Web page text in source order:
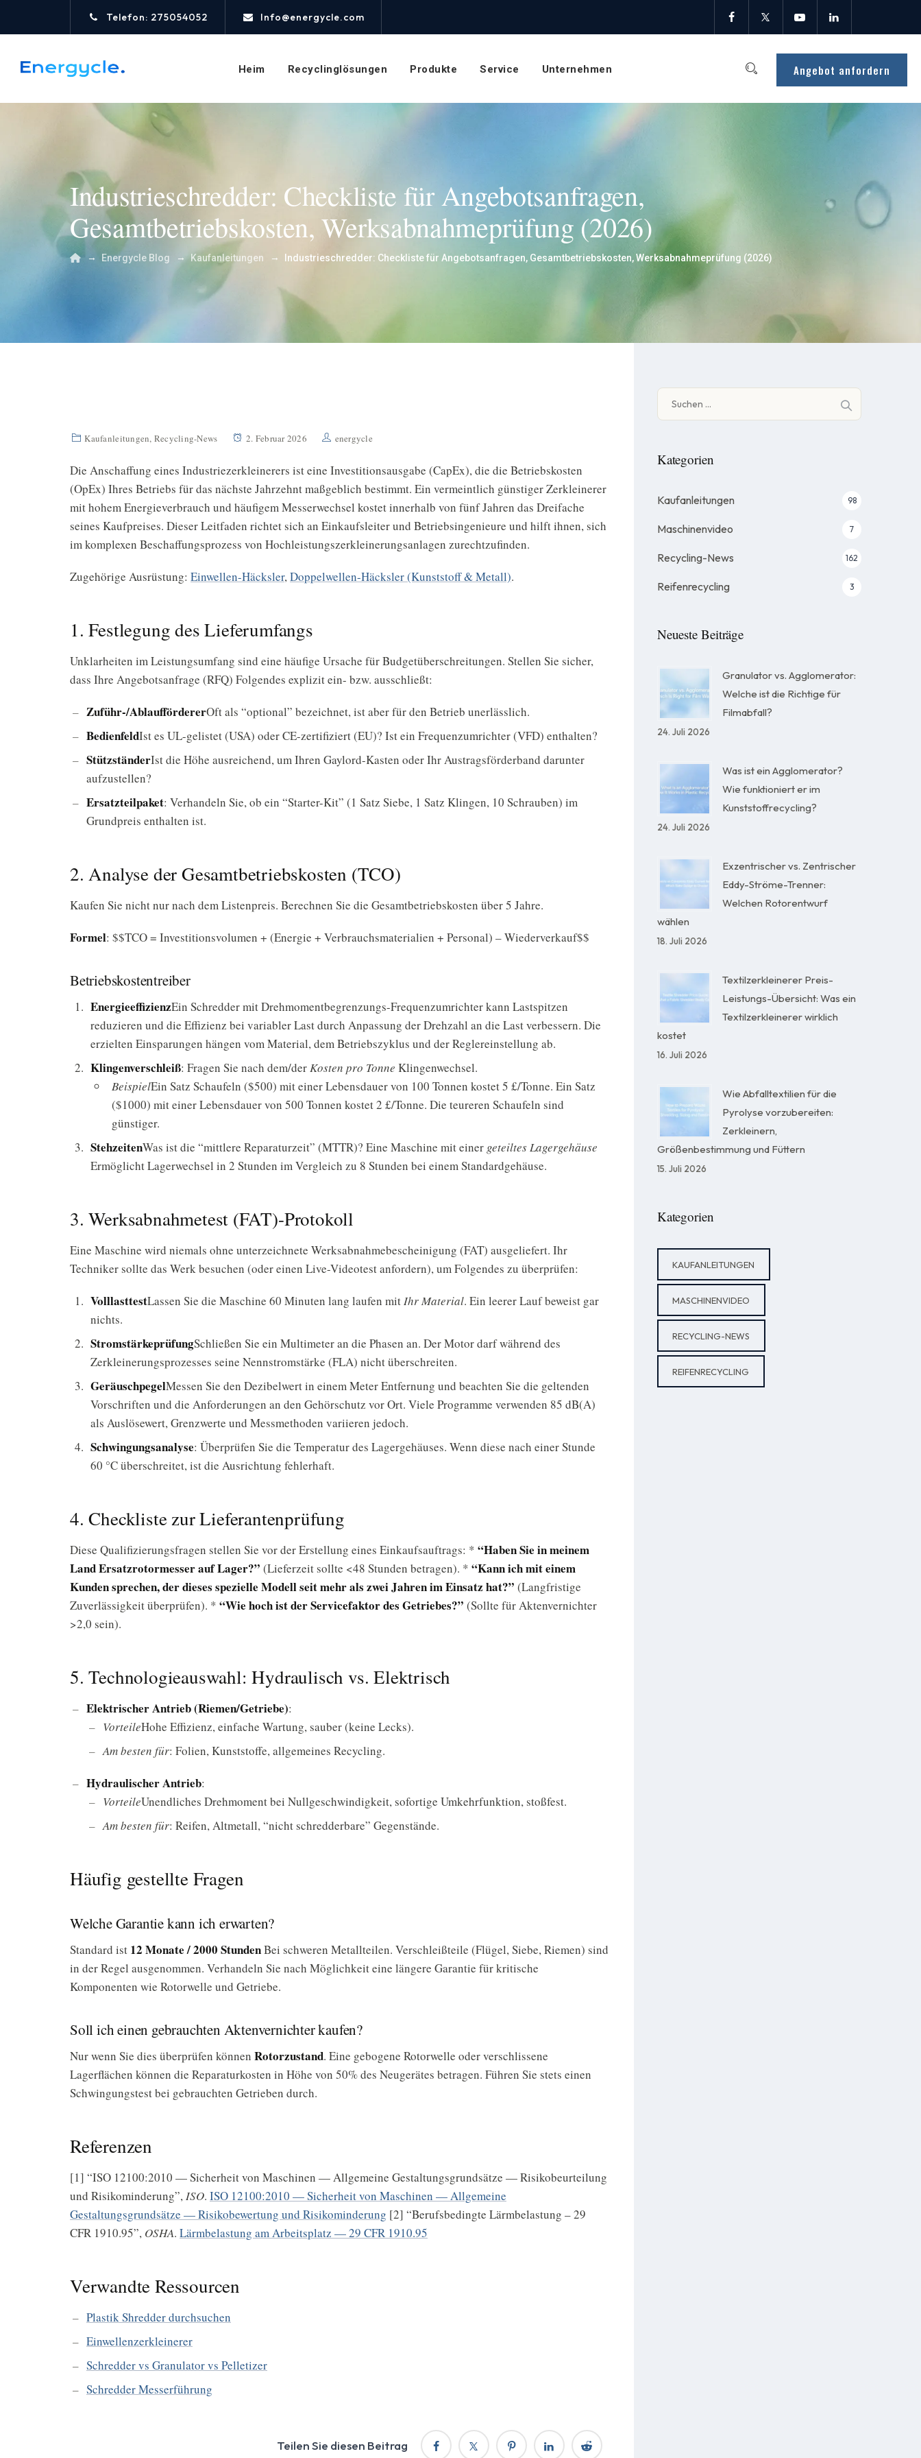
Telefon: 275054052 Info@energycle.com
Angebot anfordern
Heim Recyclinglösungen Produkte Service Unternehmen
Industrieschredder: Checkliste für Angebotsanfragen,
Gesamtbetriebskosten, Werksabnahmeprüfung (2026)
→ Energycle Blog → Kaufanleitungen → Industrieschredder: Checkliste für Angebotsanfragen, Gesamtbetriebskosten, Werksabnahmeprüfung (2026)
Kaufanleitungen, Recycling-News 2. Februar 2026 energycle
Die Anschaffung eines Industriezerkleinerers ist eine Investitionsausgabe (CapEx), die die Betriebskosten
(OpEx) Ihres Betriebs für das nächste Jahrzehnt maßgeblich bestimmt. Ein vermeintlich günstiger Zerkleinerer
mit hohem Energieverbrauch und häufigem Messerwechsel kostet innerhalb von fünf Jahren das Dreifache
seines Kaufpreises. Dieser Leitfaden richtet sich an Einkaufsleiter und Betriebsingenieure und hilft ihnen, sich
im komplexen Beschaffungsprozess von Hochleistungszerkleinerungsanlagen zurechtzufinden.
Zugehörige Ausrüstung: Einwellen-Häcksler,Doppelwellen-Häcksler (Kunststoff & Metall).
1. Festlegung des Lieferumfangs
Unklarheiten im Leistungsumfang sind eine häufige Ursache für Budgetüberschreitungen. Stellen Sie sicher,
dass Ihre Angebotsanfrage (RFQ) Folgendes explizit ein- bzw. ausschließt:
Zuführ-/AblauffördererOft als “optional” bezeichnet, ist aber für den Betrieb unerlässlich.
BedienfeldIst es UL-gelistet (USA) oder CE-zertifiziert (EU)? Ist ein Frequenzumrichter (VFD) enthalten?
StützständerIst die Höhe ausreichend, um Ihren Gaylord-Kasten oder Ihr Austragsförderband darunter
aufzustellen?
Ersatzteilpaket: Verhandeln Sie, ob ein “Starter-Kit” (1 Satz Siebe, 1 Satz Klingen, 10 Schrauben) im
Grundpreis enthalten ist.
2. Analyse der Gesamtbetriebskosten (TCO)
Kaufen Sie nicht nur nach dem Listenpreis. Berechnen Sie die Gesamtbetriebskosten über 5 Jahre.
Formel: $$TCO = Investitionsvolumen + (Energie + Verbrauchsmaterialien + Personal) – Wiederverkauf$$
Betriebskostentreiber
EnergieeffizienzEin Schredder mit Drehmomentbegrenzungs-Frequenzumrichter kann Lastspitzen
reduzieren und die Effizienz bei variabler Last durch Anpassung der Drehzahl an die Last verbessern. Die
erzielten Einsparungen hängen vom Material, dem Betriebszyklus und der Reglereinstellung ab.
Klingenverschleiß: Fragen Sie nach dem/derKosten pro Tonne Klingenwechsel.
BeispielEin Satz Schaufeln ($500) mit einer Lebensdauer von 100 Tonnen kostet 5 £/Tonne. Ein Satz
($1000) mit einer Lebensdauer von 500 Tonnen kostet 2 £/Tonne. Die teureren Schaufeln sind
günstiger.
StehzeitenWas ist die “mittlere Reparaturzeit” (MTTR)? Eine Maschine mit einer geteiltes Lagergehäuse
Ermöglicht Lagerwechsel in 2 Stunden im Vergleich zu 8 Stunden bei einem Standardgehäuse.
3. Werksabnahmetest (FAT)-Protokoll
Eine Maschine wird niemals ohne unterzeichnete Werksabnahmebescheinigung (FAT) ausgeliefert. Ihr
Techniker sollte das Werk besuchen (oder einen Live-Videotest anfordern), um Folgendes zu überprüfen:
VolllasttestLassen Sie die Maschine 60 Minuten lang laufen mitIhr Material. Ein leerer Lauf beweist gar
nichts.
StromstärkeprüfungSchließen Sie ein Multimeter an die Phasen an. Der Motor darf während des
Zerkleinerungsprozesses seine Nennstromstärke (FLA) nicht überschreiten.
GeräuschpegelMessen Sie den Dezibelwert in einem Meter Entfernung und beachten Sie die geltenden
Vorschriften und die Anforderungen an den Gehörschutz vor Ort. Viele Programme verwenden 85 dB(A)
als Auslösewert, Grenzwerte und Messmethoden variieren jedoch.
Schwingungsanalyse: Überprüfen Sie die Temperatur des Lagergehäuses. Wenn diese nach einer Stunde
60 °C überschreitet, ist die Ausrichtung fehlerhaft.
4. Checkliste zur Lieferantenprüfung
Diese Qualifizierungsfragen stellen Sie vor der Erstellung eines Einkaufsauftrags: * “Haben Sie in meinem
Land Ersatzrotormesser auf Lager?” (Lieferzeit sollte <48 Stunden betragen). * “Kann ich mit einem
Kunden sprechen, der dieses spezielle Modell seit mehr als zwei Jahren im Einsatz hat?” (Langfristige
Zuverlässigkeit überprüfen). * “Wie hoch ist der Servicefaktor des Getriebes?” (Sollte für Aktenvernichter
>2,0 sein).
5. Technologieauswahl: Hydraulisch vs. Elektrisch
Elektrischer Antrieb (Riemen/Getriebe):
VorteileHohe Effizienz, einfache Wartung, sauber (keine Lecks).
Am besten für: Folien, Kunststoffe, allgemeines Recycling.
Hydraulischer Antrieb:
VorteileUnendliches Drehmoment bei Nullgeschwindigkeit, sofortige Umkehrfunktion, stoßfest.
Am besten für: Reifen, Altmetall, “nicht schredderbare” Gegenstände.
Häufig gestellte Fragen
Welche Garantie kann ich erwarten?
Standard ist 12 Monate / 2000 StundenBei schweren Metallteilen. Verschleißteile (Flügel, Siebe, Riemen) sind
in der Regel ausgenommen. Verhandeln Sie nach Möglichkeit eine längere Garantie für kritische
Komponenten wie Rotorwelle und Getriebe.
Soll ich einen gebrauchten Aktenvernichter kaufen?
Nur wenn Sie dies überprüfen können Rotorzustand. Eine gebogene Rotorwelle oder verschlissene
Lagerflächen können die Reparaturkosten in Höhe von 50% des Neugerätes betragen. Führen Sie stets einen
Schwingungstest bei gebrauchten Getrieben durch.
Referenzen
[1] “ISO 12100:2010 — Sicherheit von Maschinen — Allgemeine Gestaltungsgrundsätze — Risikobeurteilung
und Risikominderung”,ISO. ISO 12100:2010 — Sicherheit von Maschinen — Allgemeine
Gestaltungsgrundsätze — Risikobewertung und Risikominderung [2] “Berufsbedingte Lärmbelastung – 29
CFR 1910.95”, OSHA. Lärmbelastung am Arbeitsplatz — 29 CFR 1910.95
Verwandte Ressourcen
Plastik Shredder durchsuchen
Einwellenzerkleinerer
Schredder vs Granulator vs Pelletizer
Schredder Messerführung
Teilen Sie diesen Beitrag
nach:
Kategorien
Kaufanleitungen 98
Maschinenvideo 7
Recycling-News 162
Reifenrecycling 3
Neueste Beiträge
Granulator vs. Agglomerator:
Welche ist die Richtige für
Filmabfall?
24. Juli 2026
Was ist ein Agglomerator?
Wie funktioniert er im
Kunststoffrecycling?
24. Juli 2026
Exzentrischer vs. Zentrischer
Eddy-Ströme-Trenner:
Welchen Rotorentwurf
wählen
18. Juli 2026
Textilzerkleinerer Preis-
Leistungs-Übersicht: Was ein
Textilzerkleinerer wirklich
kostet
16. Juli 2026
Wie Abfalltextilien für die
Pyrolyse vorzubereiten:
Zerkleinern,
Größenbestimmung und Füttern
15. Juli 2026
Kategorien
KAUFANLEITUNGEN
MASCHINENVIDEO
RECYCLING-NEWS
REIFENRECYCLING